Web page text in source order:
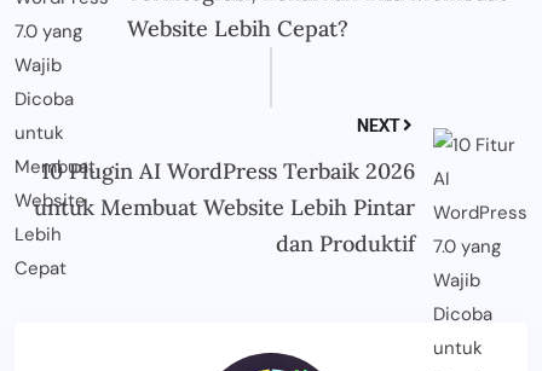
Website Lebih Cepat?
NEXT
10 Plugin AI WordPress Terbaik 2026
untuk Membuat Website Lebih Pintar
dan Produktif